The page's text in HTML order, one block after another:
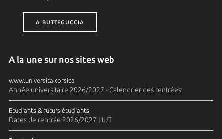
A BUTTEGUCCIA
A la une sur nos sites web
www.universita.corsica
Année universitaire 2026/2027 - Calendrier des rentrées
Etudiants & futurs étudiants
Dates de rentrée 2026/2027 | IUT